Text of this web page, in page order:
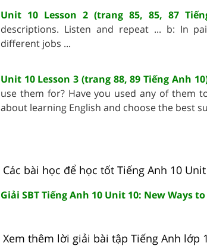
Unit 10 Lesson 2 (trang 85, 85, 87
descriptions. Listen and repeat ... b: In
different jobs ...
Unit 10 Lesson 3 (trang 88, 89 Tiếng Anh
use them for? Have you used any of them
about learning English and choose the best
Các bài học để học tốt Tiếng Anh 10
Giải SBT Tiếng Anh 10 Unit 10: New Ways
Xem thêm lời giải bài tập Tiếng Anh lớp